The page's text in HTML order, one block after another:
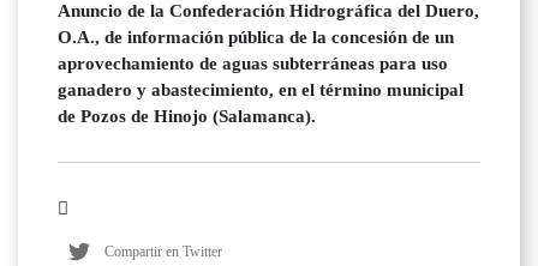
Anuncio de la Confederación Hidrográfica del Duero,
O.A., de información pública de la concesión de un
aprovechamiento de aguas subterráneas para uso
ganadero y abastecimiento, en el término municipal
de Pozos de Hinojo (Salamanca).
Compartir en Twitter